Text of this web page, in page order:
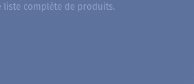
liste complète de produits.